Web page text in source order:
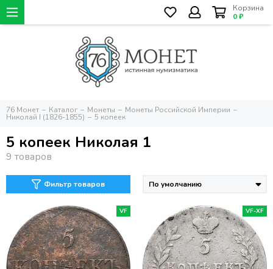
Корзина
0 ₽
76 Монет Каталог Монеты Монеты Российской Империи
Николай I (1826-1855) 5 копеек
5 копеек Николая 1
Фильтр товаров
VF VF-XF